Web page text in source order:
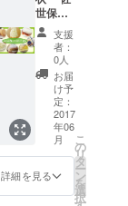
送させ
ていた
だきま
す。
世保名
物の海
軍カ
レー×２
・商店
街内の
飲食店
の引換
チケッ
ト(ソフ
トク
リー
ム、サ
ンド
支援
者：
0人
お届
け予
定：
2017
年06
月
詳細を見る
こ
の
リ
タ
ー
ン
を
選
択